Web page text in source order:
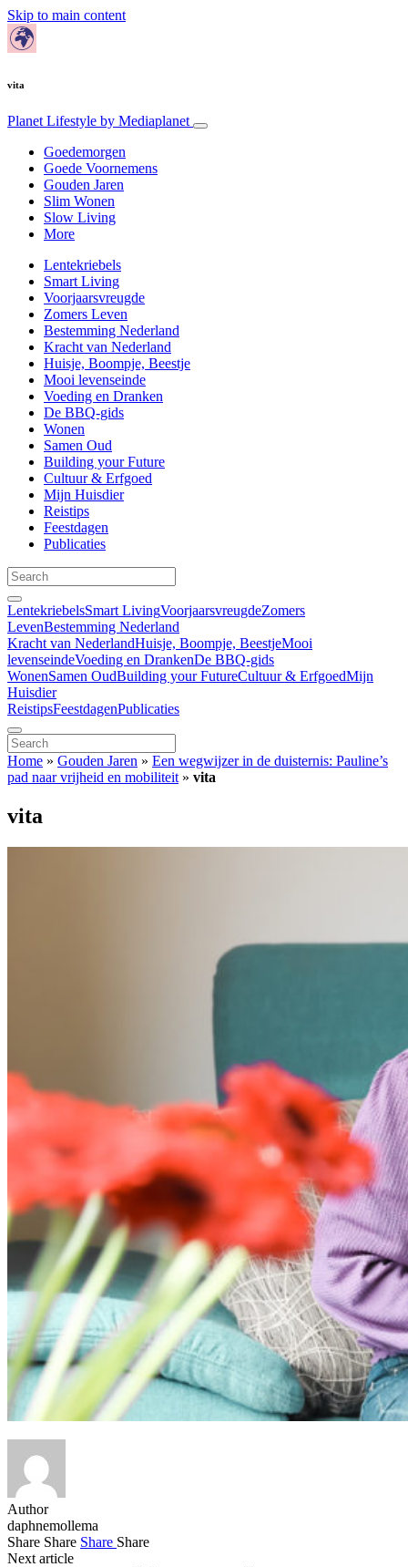
Skip to main content
vita
Planet Lifestyle by Mediaplanet
Goedemorgen
Goede Voornemens
Gouden Jaren
Slim Wonen
Slow Living
More
Lentekriebels
Smart Living
Voorjaarsvreugde
Zomers Leven
Bestemming Nederland
Kracht van Nederland
Huisje, Boompje, Beestje
Mooi levenseinde
Voeding en Dranken
De BBQ-gids
Wonen
Samen Oud
Building your Future
Cultuur & Erfgoed
Mijn Huisdier
Reistips
Feestdagen
Publicaties
LentekriebelsSmart LivingVoorjaarsvreugdeZomers
LevenBestemming Nederland
Kracht van NederlandHuisje, Boompje, BeestjeMooi
levenseindeVoeding en DrankenDe BBQ-gids
WonenSamen OudBuilding your FutureCultuur & ErfgoedMijn
Huisdier
ReistipsFeestdagenPublicaties
Home » Gouden Jaren » Een wegwijzer in de duisternis: Pauline’s
pad naar vrijheid en mobiliteit » vita
vita
Author
daphnemollema
Share Share Share Share
Next article